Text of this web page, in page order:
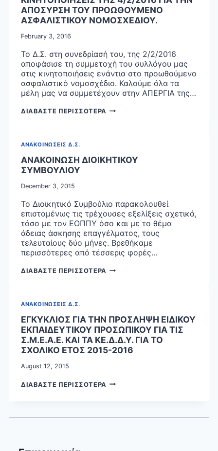
ΑΠΟΣΥΡΣΗ ΤΟΥ ΠΡΟΩΘΟΥΜΕΝΟ
ΑΣΦΑΛΙΣΤΙΚΟΥ ΝΟΜΟΣΧΕΔΙΟΥ.
February 3, 2016
Το Δ.Σ. στη συνεδρίασή του, της 2/2/2016
αποφάσισε τη συμμετοχή του συλλόγου μας
στις κινητοποιήσεις ενάντια στο προωθούμενο
ασφαλιστικό νομοσχέδιο. Καλούμε όλα τα
μέλη μας να συμμετέχουν στην ΑΠΕΡΓΙΑ της…
ΔΙΑΒΑΣΤΕ ΠΕΡΙΣΣΟΤΕΡΑ ΚΑΛΟΥΜΕ
ΣΤΗΝ
ΤΗΣ
4/2/2016
ΓΙΑ
ΤΗΝ
ΑΠΟΣΥΡΣΗ
ΤΟΥ
ΑΝΑΚΟΙΝΩΣΕΙΣ Δ.Σ.
ΑΝΑΚΟΙΝΩΣΗ ΔΙΟΙΚΗΤΙΚΟΥ
ΣΥΜΒΟΥΛΙΟΥ
December 3, 2015
Το Διοικητικό Συμβούλιο παρακολουθεί
επισταμένως τις τρέχουσες εξελίξεις σχετικά,
τόσο με τον ΕΟΠΠΥ όσο και με το θέμα
άδειας άσκησης επαγγέλματος, τους
τελευταίους δύο μήνες. Βρεθήκαμε
περισσότερες από τέσσερις φορές…
ΔΙΑΒΑΣΤΕ ΠΕΡΙΣΣΟΤΕΡΑ ΑΝΑΚΟΙΝΩΣΗ
ΑΝΑΚΟΙΝΩΣΕΙΣ Δ.Σ.
ΕΓΚΥΚΛΙΟΣ ΓΙΑ ΤΗΝ ΠΡΟΣΛΗΨΗ ΕΙΔΙΚΟΥ
ΕΚΠΑΙΔΕΥΤΙΚΟΥ ΠΡΟΣΩΠΙΚΟΥ ΓΙΑ ΤΙΣ
Σ.Μ.Ε.Α.Ε. ΚΑΙ ΤΑ ΚΕ.Δ.Δ.Υ. ΓΙΑ ΤΟ
ΣΧΟΛΙΚΟ ΕΤΟΣ 2015-2016
August 12, 2015
ΔΙΑΒΑΣΤΕ ΠΕΡΙΣΣΟΤΕΡΑ ΕΓΚΥΚΛΙΟΣ